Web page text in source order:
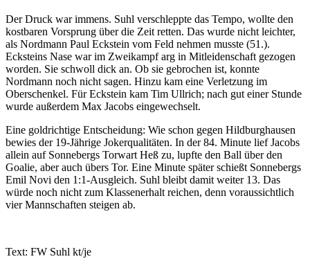
Der Druck war immens. Suhl verschleppte das Tempo, wollte den
kostbaren Vorsprung über die Zeit retten. Das wurde nicht leichter,
als Nordmann Paul Eckstein vom Feld nehmen musste (51.).
Ecksteins Nase war im Zweikampf arg in Mitleidenschaft gezogen
worden. Sie schwoll dick an. Ob sie gebrochen ist, konnte
Nordmann noch nicht sagen. Hinzu kam eine Verletzung im
Oberschenkel. Für Eckstein kam Tim Ullrich; nach gut einer Stunde
wurde außerdem Max Jacobs eingewechselt.
Eine goldrichtige Entscheidung: Wie schon gegen Hildburghausen
bewies der 19-Jährige Jokerqualitäten. In der 84. Minute lief Jacobs
allein auf Sonnebergs Torwart Heß zu, lupfte den Ball über den
Goalie, aber auch übers Tor. Eine Minute später schießt Sonnebergs
Emil Novi den 1:1-Ausgleich. Suhl bleibt damit weiter 13. Das
würde noch nicht zum Klassenerhalt reichen, denn voraussichtlich
vier Mannschaften steigen ab.
Text: FW Suhl kt/je